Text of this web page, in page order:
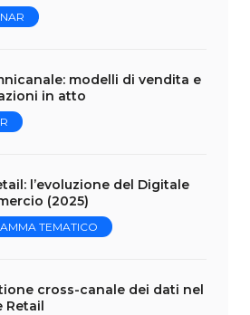
modelli di vendita e
in atto
l’evoluzione del Digitale
(2025)
TEMATICO
cross-canale dei dati nel
Retail